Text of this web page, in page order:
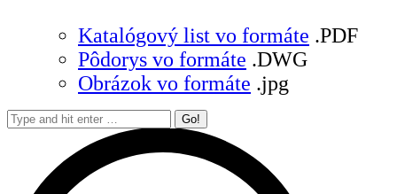
Katalógový list vo formáte .PDF
Pôdorys vo formáte .DWG
Obrázok vo formáte .jpg
Search: